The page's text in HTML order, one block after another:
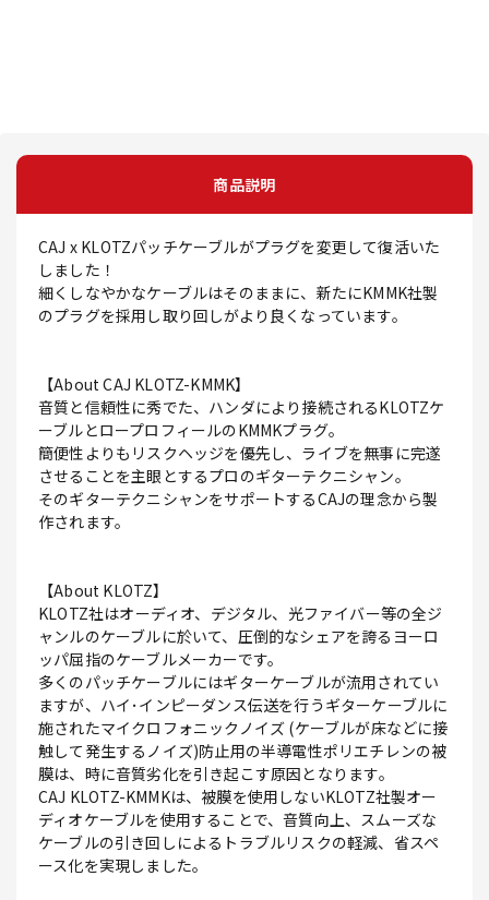
商品説明
CAJ x KLOTZパッチケーブルがプラグを変更して復活いた
しました！
細くしなやかなケーブルはそのままに、新たにKMMK社製
のプラグを採用し取り回しがより良くなっています。
【About CAJ KLOTZ-KMMK】
音質と信頼性に秀でた、ハンダにより接続されるKLOTZケ
ーブルとロープロフィールのKMMKプラグ｡
簡便性よりもリスクヘッジを優先し、ライブを無事に完遂
させることを主眼とするプロのギターテクニシャン｡
そのギターテクニシャンをサポートするCAJの理念から製
作されます。
【About KLOTZ】
KLOTZ社はオーディオ、デジタル、光ファイバー等の全ジ
ャンルのケーブルに於いて、圧倒的なシェアを誇るヨーロ
ッパ屈指のケーブルメーカーです。
多くのパッチケーブルにはギターケーブルが流用されてい
ますが、ハイ･インピーダンス伝送を行うギターケーブルに
施されたマイクロフォニックノイズ (ケーブルが床などに接
触して発生するノイズ)防止用の半導電性ポリエチレンの被
膜は、時に音質劣化を引き起こす原因となります｡
CAJ KLOTZ-KMMKは、被膜を使用しないKLOTZ社製オー
ディオケーブルを使用することで、音質向上、スムーズな
ケーブルの引き回しによるトラブルリスクの軽減、省スペ
ース化を実現しました｡